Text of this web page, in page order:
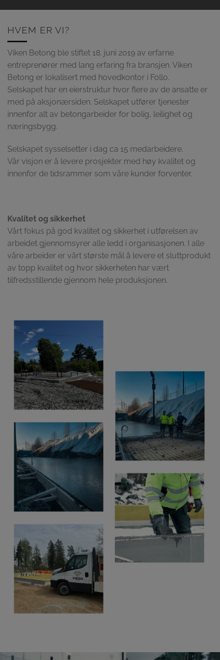
HVEM ER VI?
Viken Betong ble stiftet 18. juni 2019 av erfarne
entreprenører med lang erfaring fra bransjen. Viken
Betong er lokalisert med hovedkontor i Follo.
Selskapet har en eierstruktur hvor flere av de ansatte er
med på aksjonærsiden. Selskapet utfører tjenester
innenfor alt av betongarbeider for bolig, leilighet og
næringsbygg.
Selskapet sysselsetter i dag ca 15 medarbeidere.
Vår visjon er å levere prosjekter med høy kvalitet og
innenfor de tidsrammer som våre kunder forventer.
Kvalitet og sikkerhet
Vårt fokus på god kvalitet og sikkerhet i utførelsen av
arbeidet gjennomsyrer alle ledd i organisasjonen. I alle
våre arbeider er vårt største mål å levere et sluttprodukt
av topp kvalitet og hvor sikkerheten har vært
tilfredsstillende gjennom hele produksjonen.